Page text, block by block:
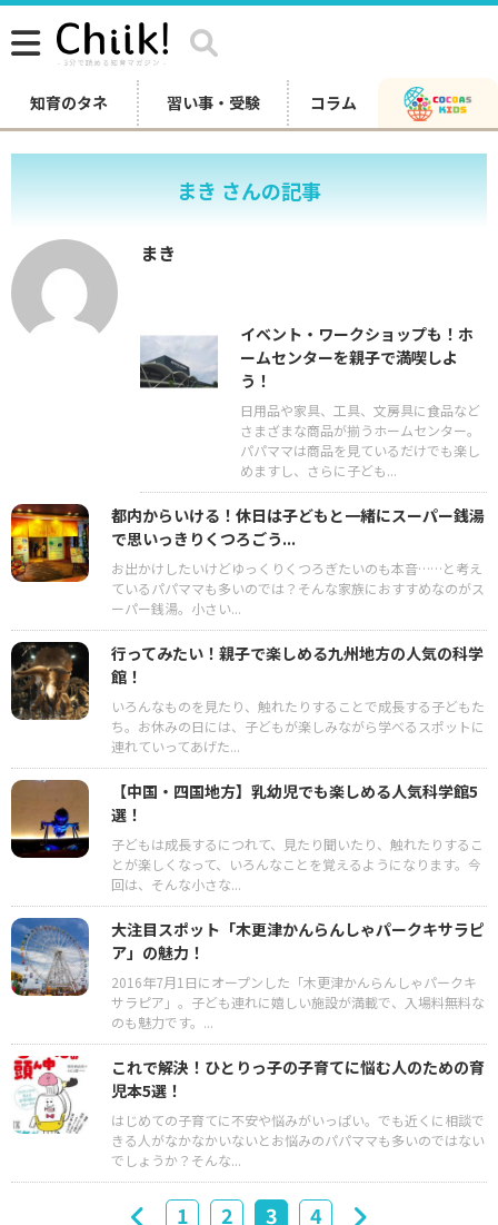
知育のタネ 習い事・受験 コラム
まき さんの記事
まき
イベント・ワークショップも！ホ
ームセンターを親子で満喫しよ
う！
日用品や家具、工具、文房具に食品など
さまざまな商品が揃うホームセンター。
パパママは商品を見ているだけでも楽し
めますし、さらに子ども...
都内からいける！休日は子どもと一緒にスーパー銭湯
で思いっきりくつろごう...
お出かけしたいけどゆっくりくつろぎたいのも本音……と考え
ているパパママも多いのでは？そんな家族におすすめなのがス
ーパー銭湯。小さい...
行ってみたい！親子で楽しめる九州地方の人気の科学
館！
いろんなものを見たり、触れたりすることで成長する子どもた
ち。お休みの日には、子どもが楽しみながら学べるスポットに
連れていってあげた...
【中国・四国地方】乳幼児でも楽しめる人気科学館5
選！
子どもは成長するにつれて、見たり聞いたり、触れたりするこ
とが楽しくなって、いろんなことを覚えるようになります。今
回は、そんな小さな...
大注目スポット「木更津かんらんしゃパークキサラピ
ア」の魅力！
2016年7月1日にオープンした「木更津かんらんしゃパークキ
サラピア」。子ども連れに嬉しい施設が満載で、入場料無料な
のも魅力です。...
これで解決！ひとりっ子の子育てに悩む人のための育
児本5選！
はじめての子育てに不安や悩みがいっぱい。でも近くに相談で
きる人がなかなかいないとお悩みのパパママも多いのではない
でしょうか？そんな...
1 2 3 4